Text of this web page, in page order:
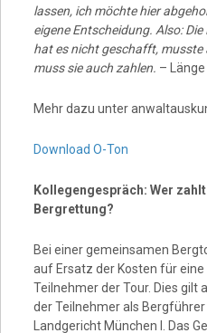
lassen, ich möchte hier
eigene Entscheidung. Also:
hat es nicht geschafft,
muss sie auch zahlen. – Länge
Mehr dazu unter
Download O-Ton
Kollegengespräch: Wer
Bergrettung?
Bei einer gemeinsamen
auf Ersatz der Kosten für
Teilnehmer der Tour. Dies gilt
der Teilnehmer als
Landgericht München I. Das